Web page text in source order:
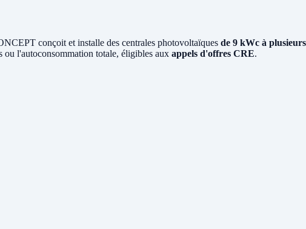
conçoit et installe des centrales photovoltaïques de 9 kWc à
ou l'autoconsommation totale, éligibles aux appels d'offres CRE.